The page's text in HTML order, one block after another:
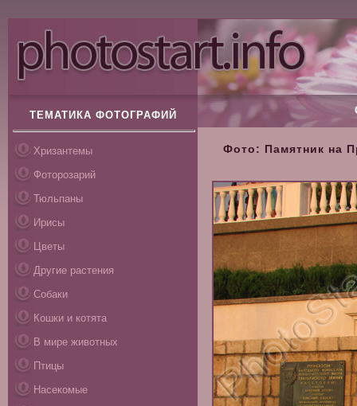
ТЕМАТИКА ФОТОГРАФИЙ
Хризантемы
Фоторозарий
Тюльпаны
Ирисы
Цветы
Другие растения
Собаки
Кошки и котята
В мире животных
Птицы
Насекомые
Фото: Памятник на